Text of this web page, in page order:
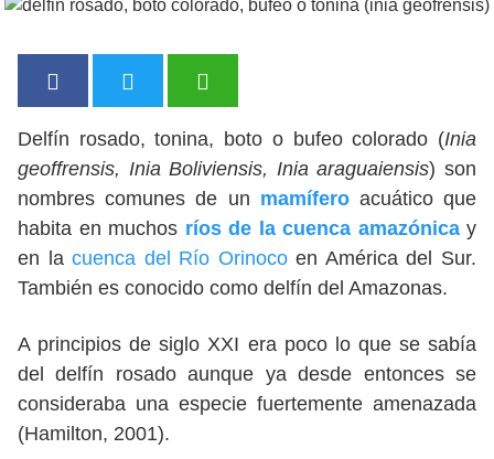
Delfín rosado, tonina, boto o bufeo colorado (Inia
geoffrensis, Inia Boliviensis, Inia araguaiensis) son
nombres comunes de un mamíferoacuático que
habita en muchos ríos de la cuenca amazónica y
en lacuenca del Río Orinocoen América del Sur.
También es conocido como delfín del Amazonas.
A principios de siglo XXI era poco lo que se sabía
del delfín rosado aunque ya desde entonces se
consideraba una especie fuertemente amenazada
(Hamilton, 2001).